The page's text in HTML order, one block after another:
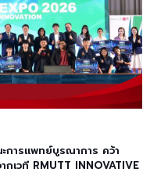
ารแพทย์บูรณาการ คว้า
วที RMUTT INNOVATIVE